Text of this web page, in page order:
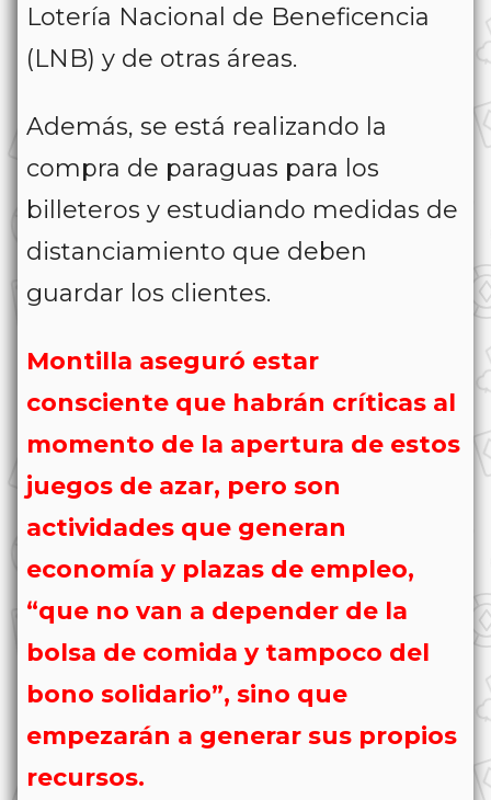
Lotería Nacional de Beneficencia
(LNB) y de otras áreas.
Además, se está realizando la
compra de paraguas para los
billeteros y estudiando medidas de
distanciamiento que deben
guardar los clientes.
Montilla aseguró estar
consciente que habrán críticas al
momento de la apertura de estos
juegos de azar, pero son
actividades que generan
economía y plazas de empleo,
“que no van a depender de la
bolsa de comida y tampoco del
bono solidario”, sino que
empezarán a generar sus propios
recursos.